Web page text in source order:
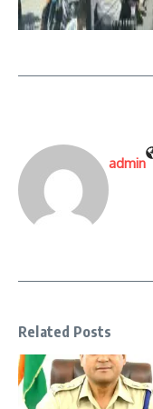
admin
Related Posts